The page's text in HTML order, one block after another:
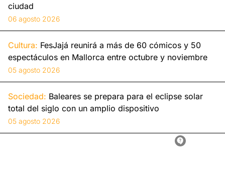
ciudad
06 agosto 2026
Cultura: FesJajá reunirá a más de 60 cómicos y 50
espectáculos en Mallorca entre octubre y noviembre
05 agosto 2026
Sociedad: Baleares se prepara para el eclipse solar
total del siglo con un amplio dispositivo
05 agosto 2026